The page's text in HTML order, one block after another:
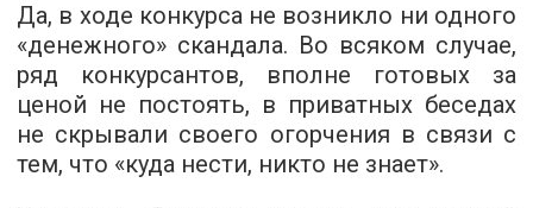
Да, в ходе конкурса не возникло ни одного
«денежного» скандала. Во всяком случае,
ряд конкурсантов, вполне готовых за
ценой не постоять, в приватных беседах
не скрывали своего огорчения в связи с
тем, что «куда нести, никто не знает».